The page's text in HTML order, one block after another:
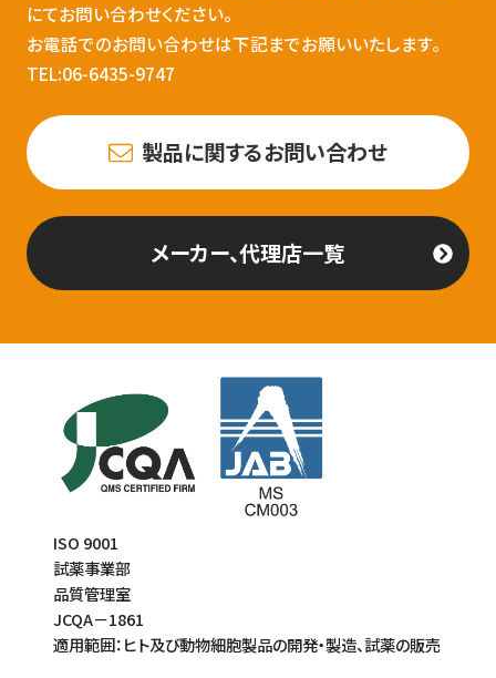
にてお問い合わせください。
お電話でのお問い合わせは下記までお願いいたします。
TEL:06-6435-9747
製品に関するお問い合わせ
メーカー、代理店一覧
ISO 9001
試薬事業部
品質管理室
JCQA－1861
適用範囲：ヒト及び動物細胞製品の開発・製造、試薬の販売